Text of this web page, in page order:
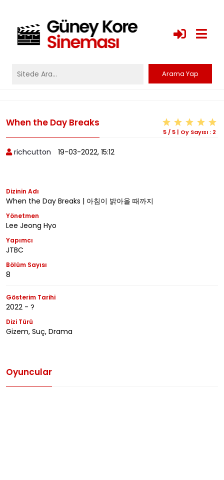
When the Day Breaks
5/ 5| Oy Sayısı : 2
richcutton 19-03-2022, 15:12
Dizinin Adı
When the Day Breaks | 아침이 밝아올 때까지
Yönetmen
Lee Jeong Hyo
Yapımcı
JTBC
Bölüm Sayısı
8
Gösterim Tarihi
2022 - ?
Dizi Türü
Gizem, Suç, Drama
Oyuncular